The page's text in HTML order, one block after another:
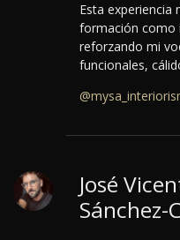
Esta experiencia
formación como
reforzando mi
funcionales,
José
Sánchez-